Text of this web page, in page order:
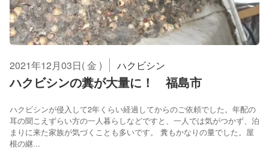
2021年12月03日( 金 ) ハクビシン
ハクビシンの糞が大量に！ 福島市
ハクビシンが侵入して2年くらい経過してからのご依頼でした。年配の
耳の聞こえずらい方の一人暮らしなどですと、一人では気がつかず、泊
まりに来た家族が気づくことも多いです。 糞もかなりの量でした。屋
根の継...